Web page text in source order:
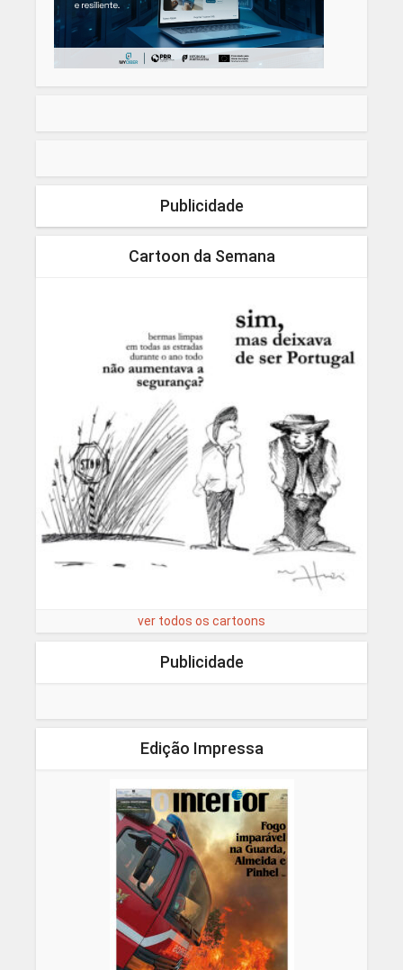
Publicidade
Cartoon da Semana
ver todos os cartoons
Publicidade
Edição Impressa